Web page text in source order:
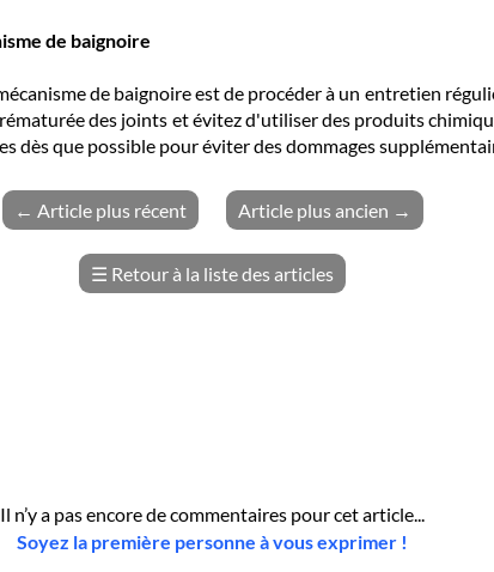
de baignoire
de baignoire est de procéder à un entretien
des joints et évitez d'utiliser des produits
dès que possible pour éviter des dommages
← Article plus récent Article plus ancien →
☰ Retour à la liste des articles
Il n’y a pas encore de commentaires pour cet article...
Soyez la première personne à vous exprimer !